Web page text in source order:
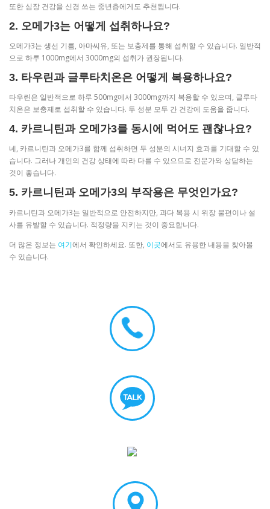
또한 심장 건강을 신경 쓰는 중년층에게도 추천됩니다.
2. 오메가3는 어떻게 섭취하나요?
오메가3는 생선 기름, 아마씨유, 또는 보충제를 통해 섭취할 수 있습니다. 일반적
으로 하루 1000mg에서 3000mg의 섭취가 권장됩니다.
3. 타우린과 글루타치온은 어떻게 복용하나요?
타우린은 일반적으로 하루 500mg에서 3000mg까지 복용할 수 있으며, 글루타
치온은 보충제로 섭취할 수 있습니다. 두 성분 모두 간 건강에 도움을 줍니다.
4. 카르니틴과 오메가3를 동시에 먹어도 괜찮나요?
네, 카르니틴과 오메가3를 함께 섭취하면 두 성분의 시너지 효과를 기대할 수 있
습니다. 그러나 개인의 건강 상태에 따라 다를 수 있으므로 전문가와 상담하는
것이 좋습니다.
5. 카르니틴과 오메가3의 부작용은 무엇인가요?
카르니틴과 오메가3는 일반적으로 안전하지만, 과다 복용 시 위장 불편이나 설
사를 유발할 수 있습니다. 적정량을 지키는 것이 중요합니다.
더 많은 정보는 여기에서 확인하세요. 또한, 이곳에서도 유용한 내용을 찾아볼
수 있습니다.